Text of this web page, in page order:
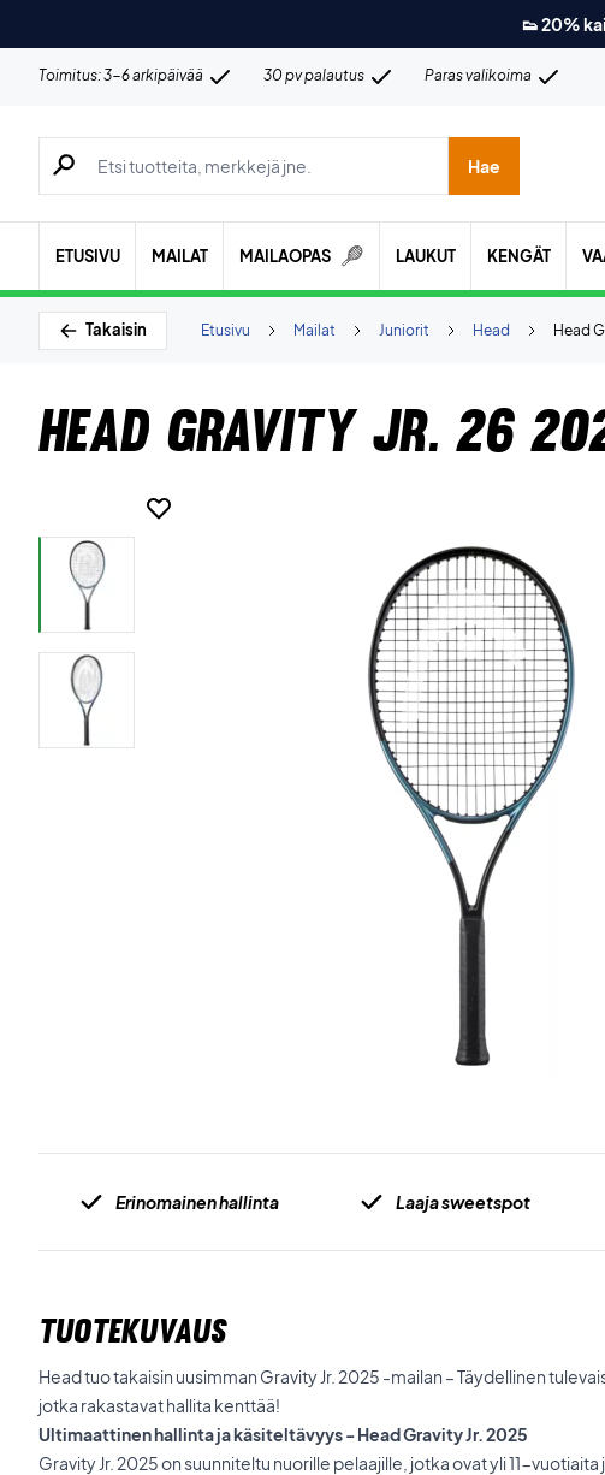
👟 20%
Toimitus: 3-6 arkipäivää 30 pv palautus Paras valikoima
Hae tuotteita, merkkejä jne.
Hae
ETUSIVU MAILAT MAILAOPAS LAUKUT KENGÄT
Takaisin Head
Head
Juniorit
Mailat
Etusivu
Head Gravity Jr. 26
Erinomainen hallinta Laaja sweetspot
TUOTEKUVAUS
Head tuo takaisin uusimman Gravity Jr. 2025 -mailan – Täydellinen
jotka rakastavat hallita kenttää!
Ultimaattinen hallinta ja käsiteltävyys - Head Gravity Jr. 2025
Gravity Jr. 2025 on suunniteltu nuorille pelaajille, jotka ovat yli 11-vuotiaita